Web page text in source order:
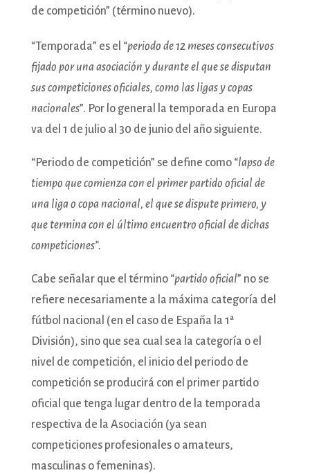
de competición” (término nuevo).
“Temporada” es el “periodo de 12 meses consecutivos
fijado por una asociación y durante el que se disputan
sus competiciones oficiales, como las ligas y copas
nacionales”. Por lo general la temporada en Europa
va del 1 de julio al 30 de junio del año siguiente.
“Periodo de competición” se define como “lapso de
tiempo que comienza con el primer partido oficial de
una liga o copa nacional, el que se dispute primero, y
que termina con el último encuentro oficial de dichas
competiciones”.
Cabe señalar que el término “partido oficial” no se
refiere necesariamente a la máxima categoría del
fútbol nacional (en el caso de España la 1ª
División), sino que sea cual sea la categoría o el
nivel de competición, el inicio del periodo de
competición se producirá con el primer partido
oficial que tenga lugar dentro de la temporada
respectiva de la Asociación (ya sean
competiciones profesionales o amateurs,
masculinas o femeninas).